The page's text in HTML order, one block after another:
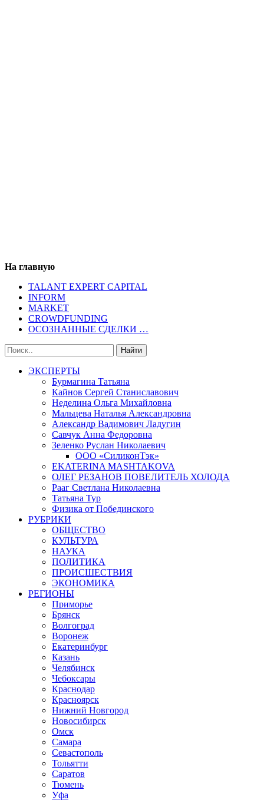
На главную
TALANT EXPERT CAPITAL
INFORM
MARKET
CROWDFUNDING
ОСОЗНАННЫЕ СДЕЛКИ …
ЭКСПЕРТЫ
Бурмагина Татьяна
Кайнов Сергей Станиславович
Неделина Ольга Михайловна
Мальцева Наталья Александровна
Александр Вадимович Ладугин
Савчук Анна Федоровна
Зеленко Руслан Николаевич
ООО «СиликонТэк»
EKATERINA MASHTAKOVA
ОЛЕГ РЕЗАНОВ ПОВЕЛИТЕЛЬ ХОЛОДА
Рааг Светлана Николаевна
Татьяна Тур
Физика от Побединского
РУБРИКИ
ОБЩЕСТВО
КУЛЬТУРА
НАУКА
ПОЛИТИКА
ПРОИСШЕСТВИЯ
ЭКОНОМИКА
РЕГИОНЫ
Приморье
Брянск
Волгоград
Воронеж
Екатеринбург
Казань
Челябинск
Чебоксары
Краснодар
Красноярск
Нижний Новгород
Новосибирск
Омск
Самара
Севастополь
Тольятти
Саратов
Тюмень
Уфа